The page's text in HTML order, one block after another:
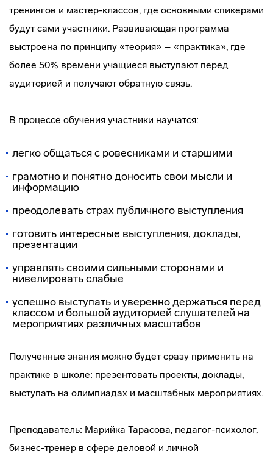
тренингов и мастер-классов, где основными спикерами
будут сами участники. Развивающая программа
выстроена по принципу «теория» – «практика», где
более 50% времени учащиеся выступают перед
аудиторией и получают обратную связь.
В процессе обучения участники научатся:
легко общаться с ровесниками и старшими
грамотно и понятно доносить свои мысли и
информацию
преодолевать страх публичного выступления
готовить интересные выступления, доклады,
презентации
управлять своими сильными сторонами и
нивелировать слабые
успешно выступать и уверенно держаться перед
классом и большой аудиторией слушателей на
мероприятиях различных масштабов
Полученные знания можно будет сразу применить на
практике в школе: презентовать проекты, доклады,
выступать на олимпиадах и масштабных мероприятиях.
Преподаватель: Марийка Тарасова, педагог-психолог,
бизнес-тренер в сфере деловой и личной